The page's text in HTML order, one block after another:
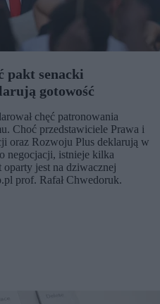
pakt senacki
gotowość
chęć patronowania
Choć przedstawiciele Prawa i
oraz Rozwoju Plus deklarują w
negocjacji, istnieje kilka
oparty jest na dziwacznej
prof. Rafał Chwedoruk.